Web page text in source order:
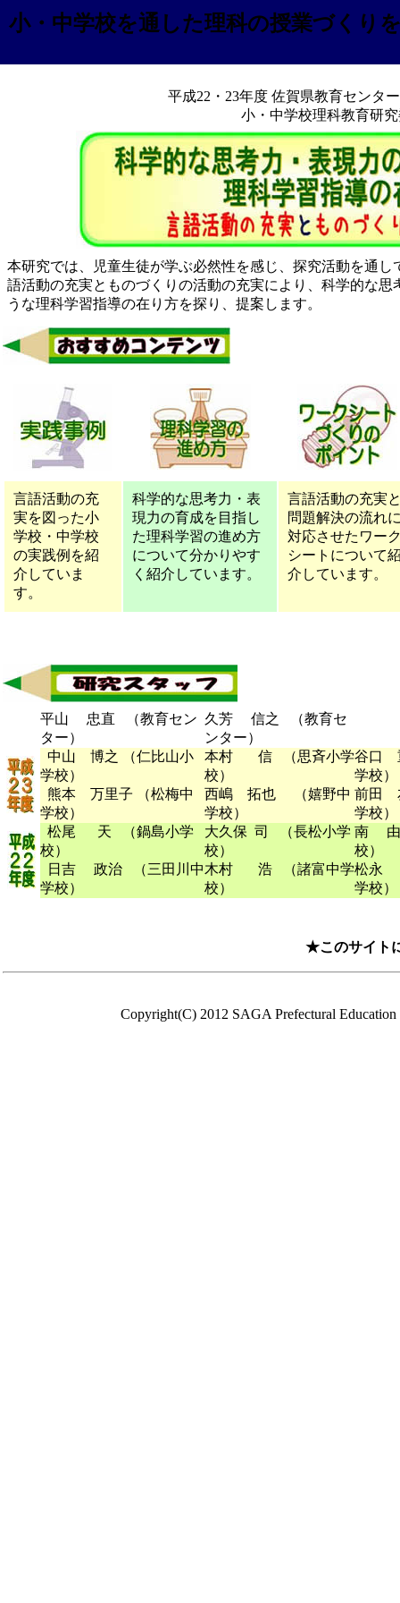
小・中学校を通した理科の授業づくり
平成22・23年度 佐賀県教育センタ
小・中学校理科教育研
本研究では、児童生徒が学ぶ必然性を感じ、探究活動を通
語活動の充実とものづくりの活動の充実により、科学的な
うな理科学習指導の在り方を探り、提案します。
言語活動の充
実を図った小
学校・中学校
の実践例を紹
介していま
す。
科学的な思考力・表
現力の育成を目指し
た理科学習の進め方
について分かりやす
く紹介しています。
言語活動の充実
問題解決の流れ
対応させたワー
シートについて
介しています。
平山 忠直 （教育セン
ター）
久芳 信之 （教育セ
ンター）
中山 博之 （仁比山小
学校）
本村 信 （思斉小学
校）
谷口
学校）
熊本 万里子 （松梅中
学校）
西嶋 拓也 （嬉野中
学校）
前田
学校）
松尾 天 （鍋島小学
校）
大久保 司 （長松小学
校）
南 由
校）
日吉 政治 （三田川中
学校）
木村 浩 （諸富中学
校）
松永
学校）
★このサイト
Copyright(C) 2012 SAGA Prefectural Education